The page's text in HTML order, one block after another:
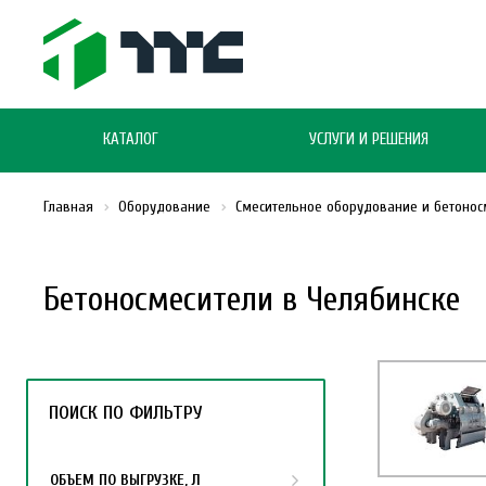
КАТАЛОГ УСЛУГИ И РЕШЕНИЯ
Бетоносмесители в Челябинске
Главная Оборудование Смесительное оборудование и
ПОИСК ПО ФИЛЬТРУ
ОБЪЕМ ПО ВЫГРУЗКЕ, Л